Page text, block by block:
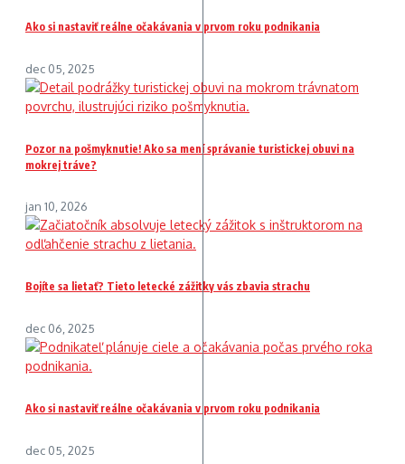
Ako si nastaviť reálne očakávania v prvom roku podnikania
dec 05, 2025
Pozor na pošmyknutie! Ako sa mení správanie turistickej obuvi na
mokrej tráve?
jan 10, 2026
Bojíte sa lietať? Tieto letecké zážitky vás zbavia strachu
dec 06, 2025
Ako si nastaviť reálne očakávania v prvom roku podnikania
dec 05, 2025